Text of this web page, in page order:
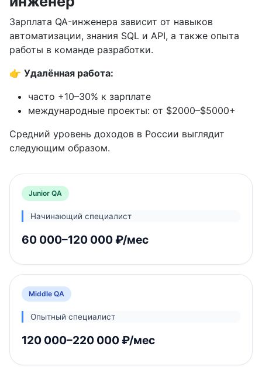
Зарплата QA-инженера зависит от навыков
автоматизации, знания SQL и API, а также опыта
работы в команде разработки.
👉 Удалённая работа:
часто +10–30% к зарплате
международные проекты: от $2000–$5000+
Средний уровень доходов в России выглядит
следующим образом.
Junior QA
Начинающий специалист
60 000–120 000 ₽/мес
Middle QA
Опытный специалист
120 000–220 000 ₽/мес